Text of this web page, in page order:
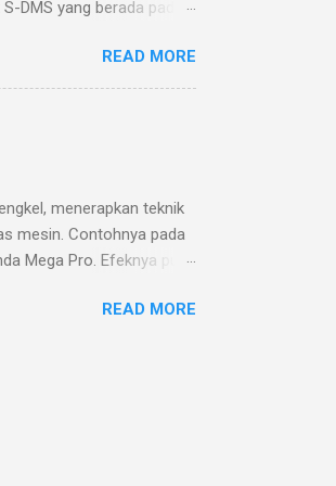
DMS yang berada pada
yang telah di setel
dari 2 detik. Ada 3 pilihan
mode eco
READ MORE
menerapkan teknik
mesin. Contohnya pada
Mega Pro. Efeknya pun
bobot atau
berat bandul kruk as
READ MORE